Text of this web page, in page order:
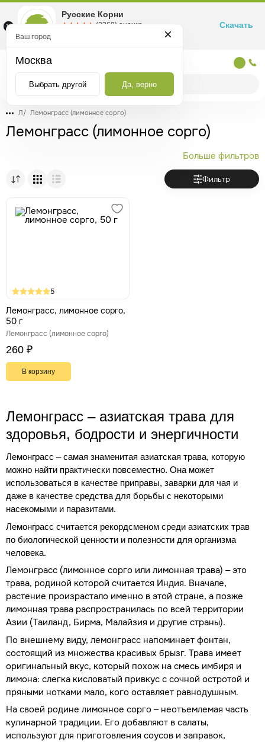
Л/ Лемонграсс (лимонное сорго)
Лемонграсс (лимонное сорго)
Больше фильтров
Фильтр
5
Лемонграсс, лимонное сорго,
50 г
Лемонграсс (лимонное сорго)
260 ₽
В корзину
Лемонграсс – азиатская трава для
здоровья, бодрости и энергичности
Лемонграсс – самая знаменитая азиатская трава, которую
можно найти практически повсеместно. Она может
использоваться в качестве приправы, заварки для чая и
даже в качестве средства для борьбы с некоторыми
насекомыми и паразитами.
Лемонграсс считается рекордсменом среди азиатских трав
по биологической ценности и полезности для организма
человека.
Лемонграсс (лимонное сорго или лимонная трава) – это
трава, родиной которой считается Индия. Вначале,
растение произрастало именно в этой стране, а позже
лимонная трава распространилась по всей территории
Азии (Таиланд, Бирма, Малайзия и другие страны).
По внешнему виду, лемонграсс напоминает фонтан,
состоящий из множества красивых брызг. Трава имеет
оригинальный вкус, который похож на смесь имбиря и
лимона: слегка кисловатый привкус с сочной остротой и
пряными нотками мало, кого оставляет равнодушным.
На своей родине лимонное сорго – неотъемлемая часть
кулинарной традиции. Его добавляют в салаты,
используют для приготовления соусов и заправок,
Ваш город
Москва
Выбрать другой Да, верно
Русские Корни
☆☆☆☆☆
★★★★★ (2360) оценка
Маркетплейс товаров для здоровья
Скачать